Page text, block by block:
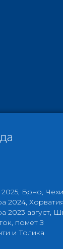
Брно,
2024,
2023 август,
помет З
и Толика